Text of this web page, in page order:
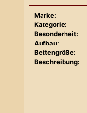
Marke:
Kategorie:
Besonderheit:
Aufbau:
Bettengröße:
Beschreibung: